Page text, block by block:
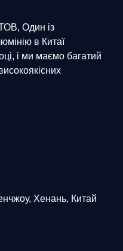
Один із
в Китаї
і ми маємо багатий
Хенань, Китай